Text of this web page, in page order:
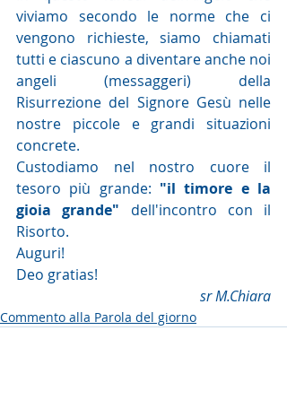
viviamo secondo le norme che ci
vengono richieste, siamo chiamati
tutti e ciascuno a diventare anche noi
angeli (messaggeri) della
Risurrezione del Signore Gesù nelle
nostre piccole e grandi situazioni
concrete.
Custodiamo nel nostro cuore il
tesoro più grande: "il timore e la
gioia grande" dell'incontro con il
Risorto.
Auguri!
Deo gratias!
sr M.Chiara
Commento alla Parola del giorno